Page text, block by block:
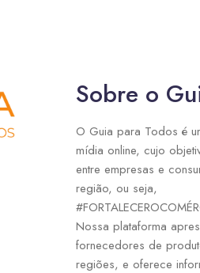
Sobre o
O Guia para Todos é
mídia online, cujo
entre empresas e
região, ou seja,
Nossa plataforma
fornecedores de
regiões, e oferece